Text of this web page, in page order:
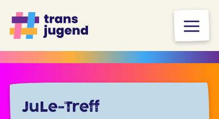
Inhalt
springen
JuLe-Treff